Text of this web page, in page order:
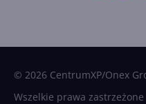
© 2026 CentrumXP/Onex
Wszelkie prawa zastrzeżone